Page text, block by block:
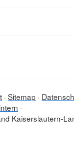
Sitemap
Kaiserslautern-